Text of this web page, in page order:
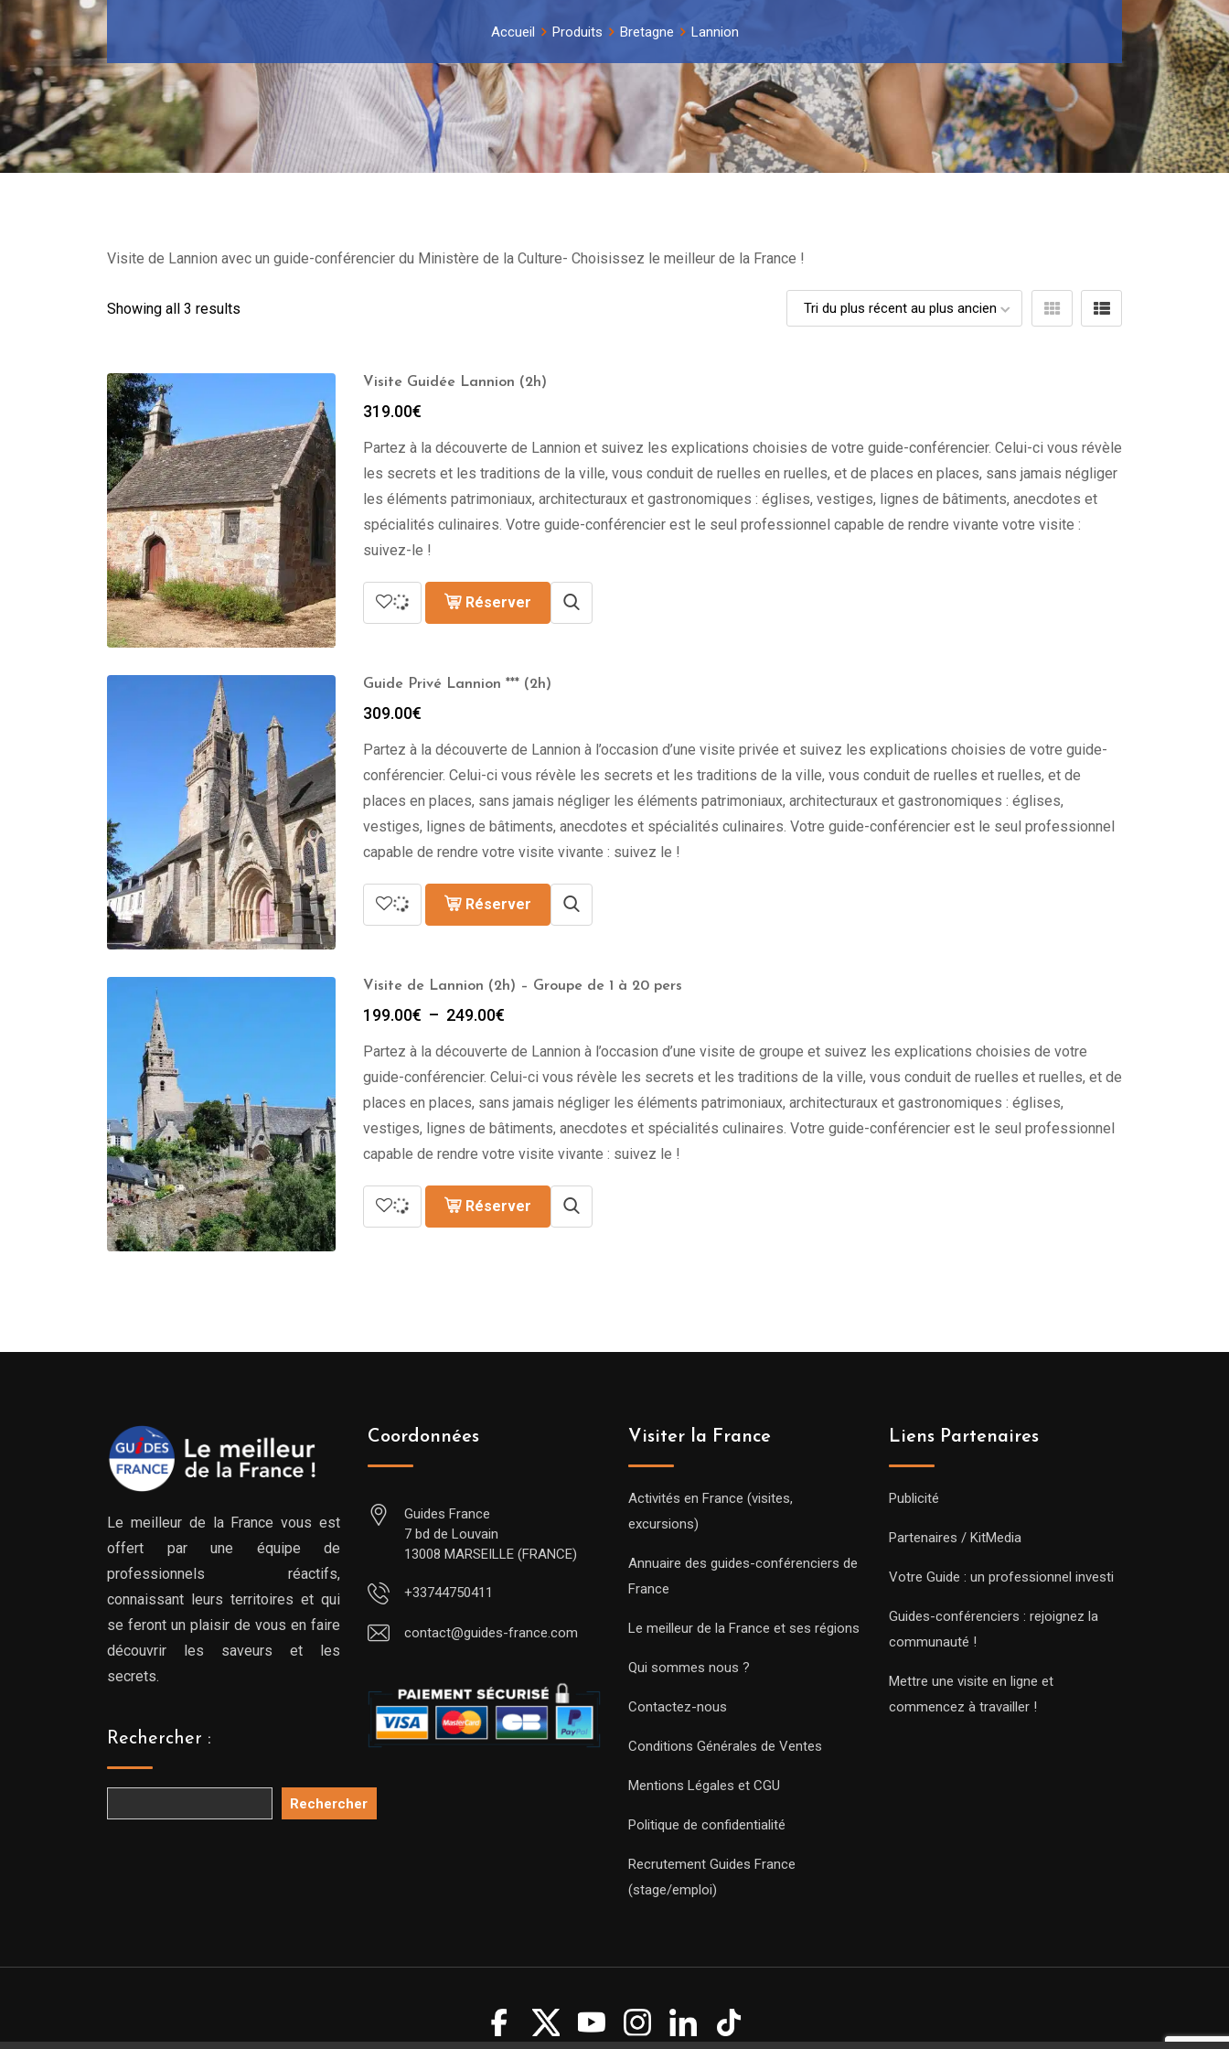
Accueil Produits Bretagne Lannion
Visite de Lannion avec un guide-conférencier du Ministère de la Culture- Choisissez le meilleur de la France !
Showing all 3 results
Visite Guidée Lannion (2h)
319.00€
Partez à la découverte de Lannion et suivez les explications choisies de votre guide-conférencier. Celui-ci vous révèle
les secrets et les traditions de la ville, vous conduit de ruelles en ruelles, et de places en places, sans jamais négliger
les éléments patrimoniaux, architecturaux et gastronomiques : églises, vestiges, lignes de bâtiments, anecdotes et
spécialités culinaires. Votre guide-conférencier est le seul professionnel capable de rendre vivante votre visite :
suivez-le !
Réserver
Guide Privé Lannion *** (2h)
309.00€
Partez à la découverte de Lannion à l’occasion d’une visite privée et suivez les explications choisies de votre guide-
conférencier. Celui-ci vous révèle les secrets et les traditions de la ville, vous conduit de ruelles et ruelles, et de
places en places, sans jamais négliger les éléments patrimoniaux, architecturaux et gastronomiques : églises,
vestiges, lignes de bâtiments, anecdotes et spécialités culinaires. Votre guide-conférencier est le seul professionnel
capable de rendre votre visite vivante : suivez le !
Réserver
Visite de Lannion (2h) – Groupe de 1 à 20 pers
199.00€ – 249.00€
prix :
199.00€
à
249.00€
Partez à la découverte de Lannion à l’occasion d’une visite de groupe et suivez les explications choisies de votre
guide-conférencier. Celui-ci vous révèle les secrets et les traditions de la ville, vous conduit de ruelles et ruelles, et de
places en places, sans jamais négliger les éléments patrimoniaux, architecturaux et gastronomiques : églises,
vestiges, lignes de bâtiments, anecdotes et spécialités culinaires. Votre guide-conférencier est le seul professionnel
capable de rendre votre visite vivante : suivez le !
Réserver
Le meilleur de la France vous est
offert par une équipe de
professionnels réactifs,
connaissant leurs territoires et qui
se feront un plaisir de vous en faire
découvrir les saveurs et les
secrets.
Rechercher :
Rechercher
Coordonnées
Guides France
7 bd de Louvain
13008 MARSEILLE (FRANCE)
+33744750411
contact@guides-france.com
Visiter la France
Activités en France (visites,
excursions)
Annuaire des guides-conférenciers de
France
Le meilleur de la France et ses régions
Qui sommes nous ?
Contactez-nous
Conditions Générales de Ventes
Mentions Légales et CGU
Politique de confidentialité
Recrutement Guides France
(stage/emploi)
Liens Partenaires
Publicité
Partenaires / KitMedia
Votre Guide : un professionnel investi
Guides-conférenciers : rejoignez la
communauté !
Mettre une visite en ligne et
commencez à travailler !